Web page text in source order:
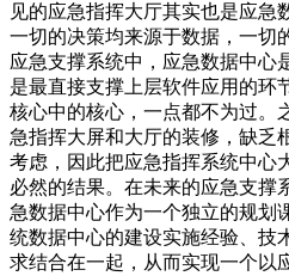
见的应急指挥大厅其实也是应急
一切的决策均来源于数据，一切
应急支撑系统中，应急数据中心
是最直接支撑上层软件应用的环
核心中的核心，一点都不为过。
急指挥大屏和大厅的装修，缺乏
考虑，因此把应急指挥系统中心
必然的结果。在未来的应急支撑
急数据中心作为一个独立的规划
统数据中心的建设实施经验、技
求结合在一起，从而实现一个以